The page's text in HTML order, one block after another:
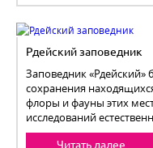
Рдейский заповедник
Заповедник «Рдейский»
сохранения
флоры и фауны этих
исследований
Читать далее